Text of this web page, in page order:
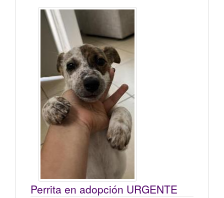
Perrita en adopción URGENTE